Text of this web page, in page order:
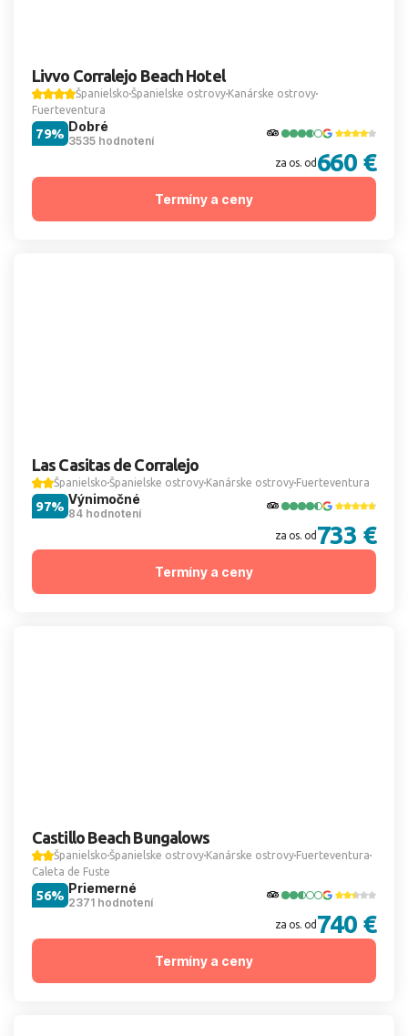
Livvo Corralejo Beach Hotel
Španielsko Španielske ostrovy Kanárske ostrovy
Fuerteventura
Dobré
3535 hodnotení
79%
za os. od 660 €
Termíny a ceny
Las Casitas de Corralejo
Španielsko Španielske ostrovy Kanárske ostrovy Fuerteventura
Výnimočné
84 hodnotení
97%
za os. od 733 €
Termíny a ceny
Castillo Beach Bungalows
Španielsko Španielske ostrovy Kanárske ostrovy Fuerteventura
Caleta de Fuste
Priemerné
2371 hodnotení
56%
za os. od 740 €
Termíny a ceny